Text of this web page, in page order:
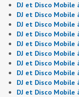
DJ et Disco Mobile
DJ et Disco Mobile
DJ et Disco
DJ et Disco
DJ et Disco Mobile
DJ et Disco
DJ et Disco Mobile
DJ et Disco Mobile
DJ et Disco Mobile
DJ et Disco Mobile